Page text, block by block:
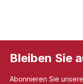
Bleiben Sie
Abonnieren Sie